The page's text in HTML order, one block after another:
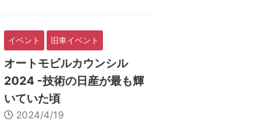
イベント 旧車イベント
オートモビルカウンシル
2024 -技術の日産が最も輝
いていた頃
2024/4/19